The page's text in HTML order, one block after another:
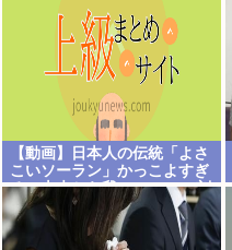
【動画】日本人の伝統「よさ
こいソーラン」かっこよすぎ
る。古来から我々のDNAに刻
まれた踊り